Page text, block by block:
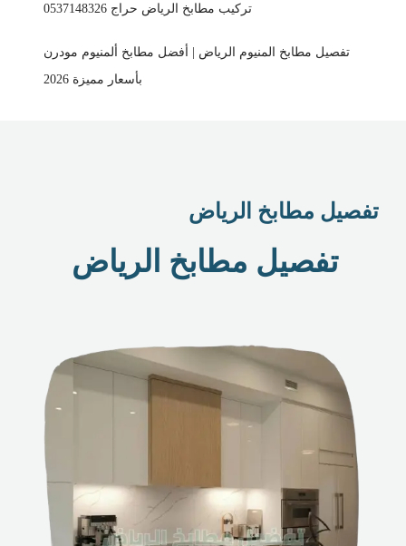
تركيب مطابخ الرياض حراج 0537148326
تفصيل مطابخ المنيوم الرياض | أفضل مطابخ ألمنيوم مودرن
بأسعار مميزة 2026
تفصيل مطابخ الرياض
تفصيل مطابخ الرياض